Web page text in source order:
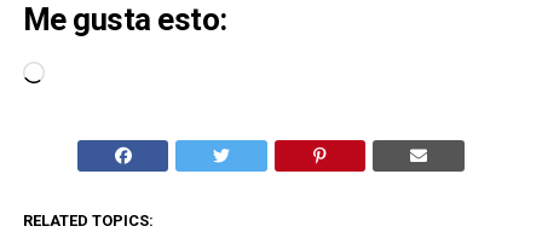
Me gusta esto:
Cargando...
RELATED TOPICS: